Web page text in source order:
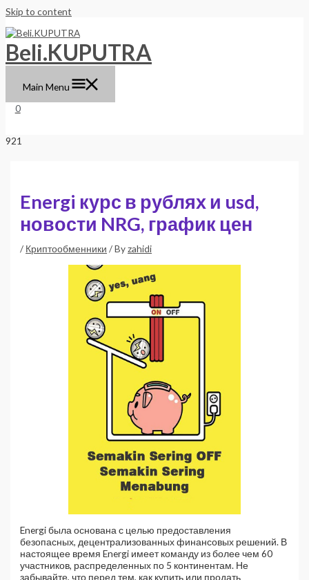
Skip to content
Beli.KUPUTRA
Main Menu
0
Energi курс в рублях и usd,
новости NRG, график цен
/ Криптообменники / Byzahidi
Energi была основана с целью предоставления
безопасных, децентрализованных финансовых решений. В
настоящее время Energi имеет команду из более чем 60
участников, распределенных по 5 континентам. Не
забывайте, что перед тем, как купить или продать